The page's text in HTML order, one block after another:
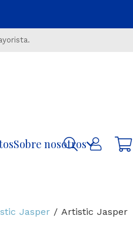
Sobre nosotros
Jasper/ Artistic Jasper